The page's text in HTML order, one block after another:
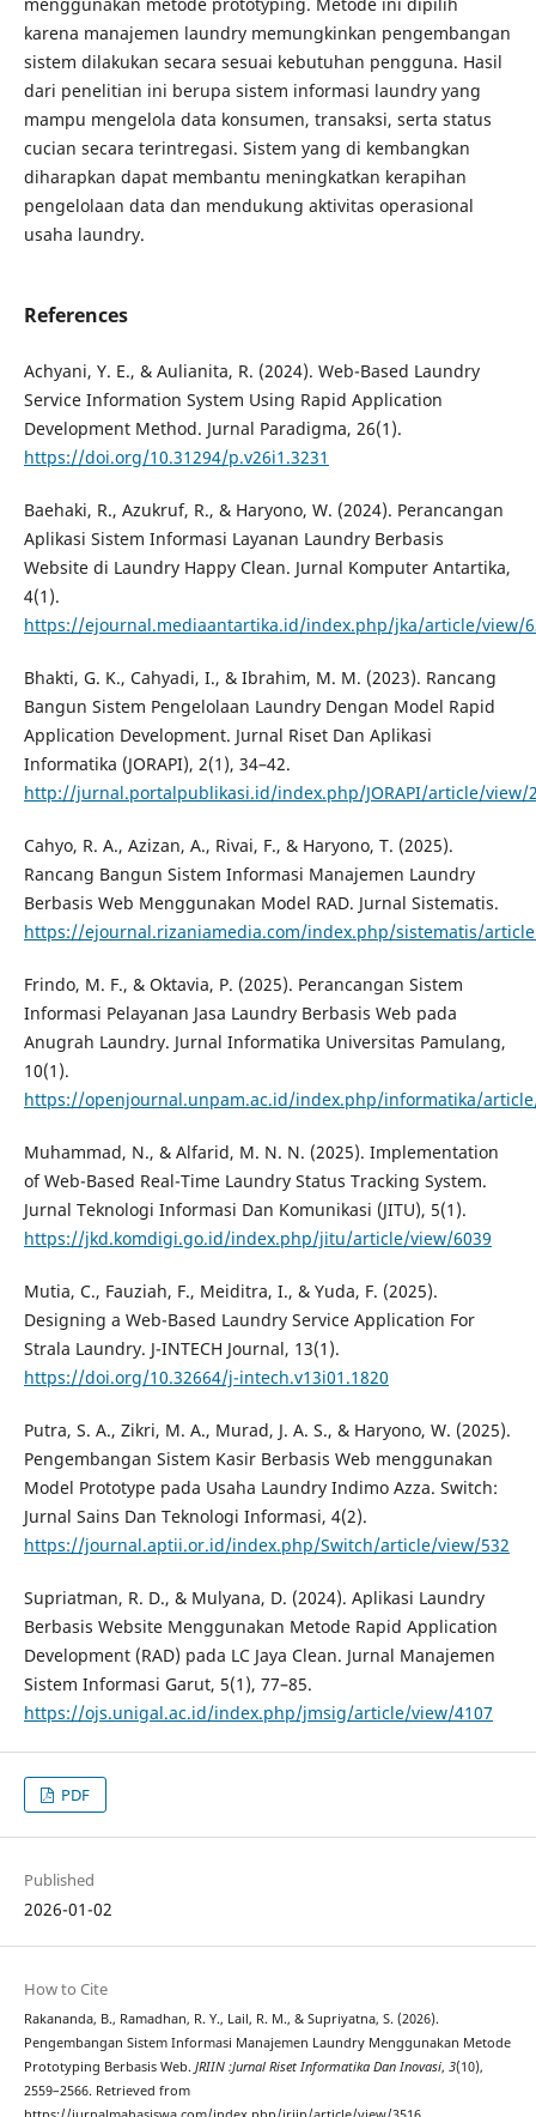
karena manajemen laundry memungkinkan pengembangan
sistem dilakukan secara sesuai kebutuhan pengguna. Hasil
dari penelitian ini berupa sistem informasi laundry yang
mampu mengelola data konsumen, transaksi, serta status
cucian secara terintregasi. Sistem yang di kembangkan
diharapkan dapat membantu meningkatkan kerapihan
pengelolaan data dan mendukung aktivitas operasional
usaha laundry.
References
Achyani, Y. E., & Aulianita, R. (2024). Web-Based Laundry
Service Information System Using Rapid Application
Development Method. Jurnal Paradigma, 26(1).
https://doi.org/10.31294/p.v26i1.3231
Baehaki, R., Azukruf, R., & Haryono, W. (2024). Perancangan
Aplikasi Sistem Informasi Layanan Laundry Berbasis
Website di Laundry Happy Clean. Jurnal Komputer Antartika,
4(1).
https://ejournal.mediaantartika.id/index.php/jka/article/view/
Bhakti, G. K., Cahyadi, I., & Ibrahim, M. M. (2023). Rancang
Bangun Sistem Pengelolaan Laundry Dengan Model Rapid
Application Development. Jurnal Riset Dan Aplikasi
Informatika (JORAPI), 2(1), 34–42.
http://jurnal.portalpublikasi.id/index.php/JORAPI/article/view/
Cahyo, R. A., Azizan, A., Rivai, F., & Haryono, T. (2025).
Rancang Bangun Sistem Informasi Manajemen Laundry
Berbasis Web Menggunakan Model RAD. Jurnal Sistematis.
https://ejournal.rizaniamedia.com/index.php/sistematis/
Frindo, M. F., & Oktavia, P. (2025). Perancangan Sistem
Informasi Pelayanan Jasa Laundry Berbasis Web pada
Anugrah Laundry. Jurnal Informatika Universitas Pamulang,
10(1).
https://openjournal.unpam.ac.id/index.php/informatika/
Muhammad, N., & Alfarid, M. N. N. (2025). Implementation
of Web-Based Real-Time Laundry Status Tracking System.
Jurnal Teknologi Informasi Dan Komunikasi (JITU), 5(1).
https://jkd.komdigi.go.id/index.php/jitu/article/view/6039
Mutia, C., Fauziah, F., Meiditra, I., & Yuda, F. (2025).
Designing a Web-Based Laundry Service Application For
Strala Laundry. J-INTECH Journal, 13(1).
https://doi.org/10.32664/j-intech.v13i01.1820
Putra, S. A., Zikri, M. A., Murad, J. A. S., & Haryono, W. (2025).
Pengembangan Sistem Kasir Berbasis Web menggunakan
Model Prototype pada Usaha Laundry Indimo Azza. Switch:
Jurnal Sains Dan Teknologi Informasi, 4(2).
https://journal.aptii.or.id/index.php/Switch/article/view/532
Supriatman, R. D., & Mulyana, D. (2024). Aplikasi Laundry
Berbasis Website Menggunakan Metode Rapid Application
Development (RAD) pada LC Jaya Clean. Jurnal Manajemen
Sistem Informasi Garut, 5(1), 77–85.
https://ojs.unigal.ac.id/index.php/jmsig/article/view/4107
PDF
Published
2026-01-02
How to Cite
Rakananda, B., Ramadhan, R. Y., Lail, R. M., & Supriyatna, S. (2026).
Pengembangan Sistem Informasi Manajemen Laundry Menggunakan Metode
Prototyping Berbasis Web. JRIIN :Jurnal Riset Informatika Dan Inovasi, 3(10),
2559–2566. Retrieved from